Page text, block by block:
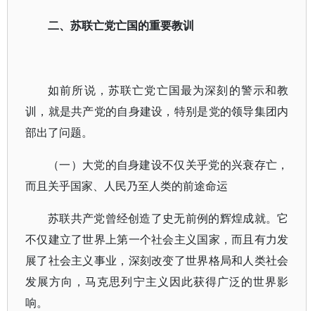
二、苏联亡党亡国的重要教训
如前所说，苏联亡党亡国最为深刻的警示和教
训，就是共产党的自身建设，特别是党的领导集团内
部出了问题。
（一）大党的自身建设不仅关乎党的兴衰存亡，
而且关乎国家、人民乃至人类的前途命运
苏联共产党曾经创造了史无前例的辉煌成就。它
不仅建立了世界上第一个社会主义国家，而且有力发
展了社会主义事业，深刻改变了世界格局和人类社会
发展方向，马克思列宁主义因此获得广泛的世界影
响。